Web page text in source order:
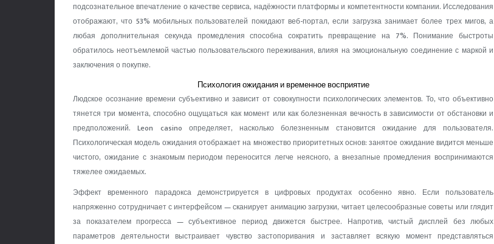
подсознательное впечатление о качестве сервиса, надёжности платформы и компетентности компании. Исследования
отображают, что 53% мобильных пользователей покидают веб-портал, если загрузка занимает более трех мигов, а
любая дополнительная секунда промедления способна сократить превращение на 7%. Понимание быстроты
обратилось неотъемлемой частью пользовательского переживания, влияя на эмоциональную соединение с маркой и
заключения о покупке.
Психология ожидания и временное восприятие
Людское осознание времени субъективно и зависит от совокупности психологических элементов. То, что объективно
тянется три момента, способно ощущаться как момент или как болезненная вечность в зависимости от обстановки и
предположений. Leon casino определяет, насколько болезненным становится ожидание для пользователя.
Психологическая модель ожидания отображает на множество приоритетных основ: занятое ожидание видится меньше
чистого, ожидание с знакомым периодом переносится легче неясного, а внезапные промедления воспринимаются
тяжелее ожидаемых.
Эффект временного парадокса демонстрируется в цифровых продуктах особенно явно. Если пользователь
напряженно сотрудничает с интерфейсом — сканирует анимацию загрузки, читает целесообразные советы или глядит
за показателем прогресса — субъективное период движется быстрее. Напротив, чистый дисплей без любых
параметров деятельности выстраивает чувство застопоривания и заставляет всякую момент представляться